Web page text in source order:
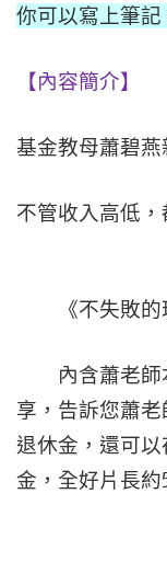
你可以寫上筆記
【內容簡介】
基金教母蕭碧燕
不管收入高低
《不失敗的
內含蕭老師
享，告訴您蕭
退休金，還可
金，全好片長約